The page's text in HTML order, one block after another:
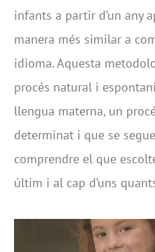
infants a partir d’un any
manera més similar a
idioma. Aquesta
procés natural i
llengua materna, un
determinat i que se
comprendre el que
últim i al cap d’uns